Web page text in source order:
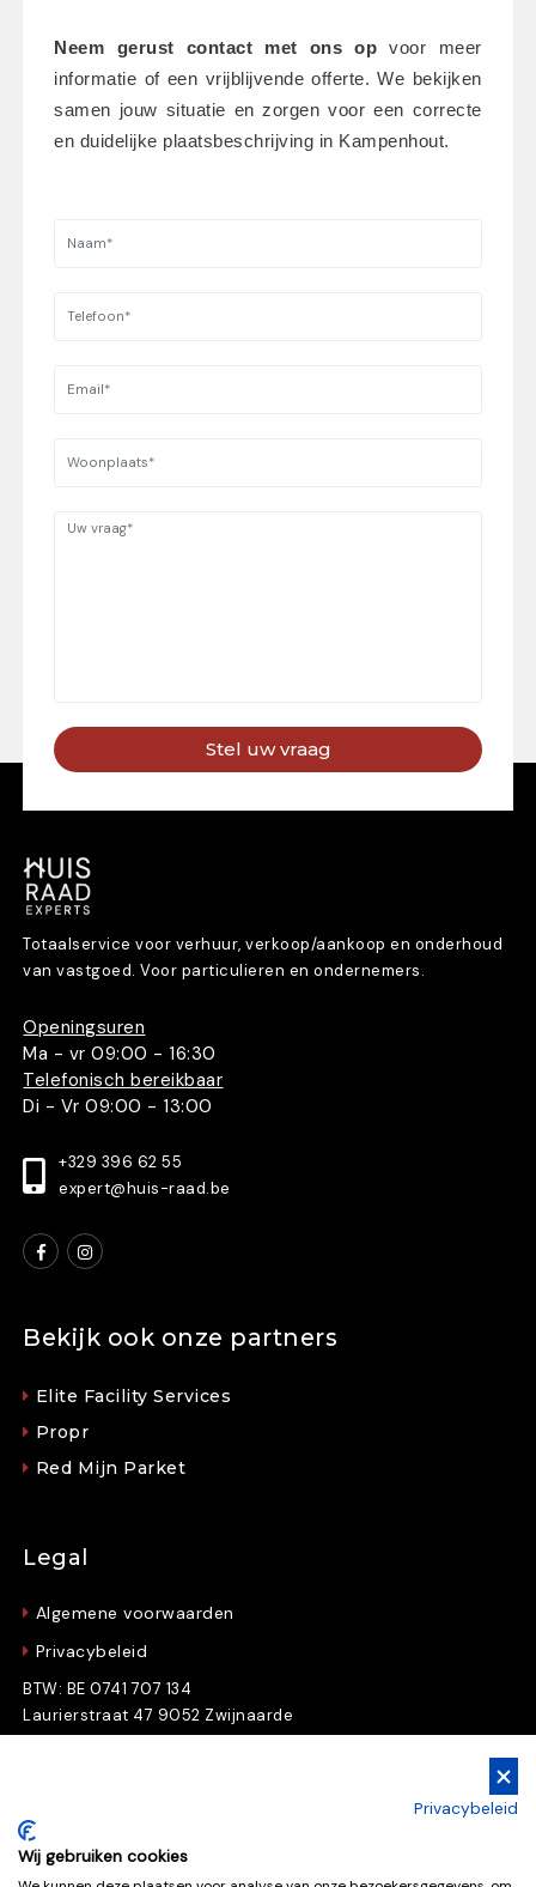
Neem gerust contact met ons op voor meer
informatie of een vrijblijvende offerte. We bekijken
samen jouw situatie en zorgen voor een correcte
en duidelijke plaatsbeschrijving in Kampenhout.
Stel uw vraag
Totaalservice voor verhuur, verkoop/aankoop en onderhoud
van vastgoed. Voor particulieren en ondernemers.
Openingsuren
Ma - vr 09:00 - 16:30
Telefonisch bereikbaar
Di - Vr 09:00 - 13:00
+329 396 62 55
expert@huis-raad.be
Bekijk ook onze partners
Elite Facility Services
Propr
Red Mijn Parket
Legal
Algemene voorwaarden
Privacybeleid
BTW: BE 0741 707 134
Laurierstraat 47 9052 Zwijnaarde
Download nu gratis e-books en whitepapers
Privacybeleid
Wij gebruiken cookies